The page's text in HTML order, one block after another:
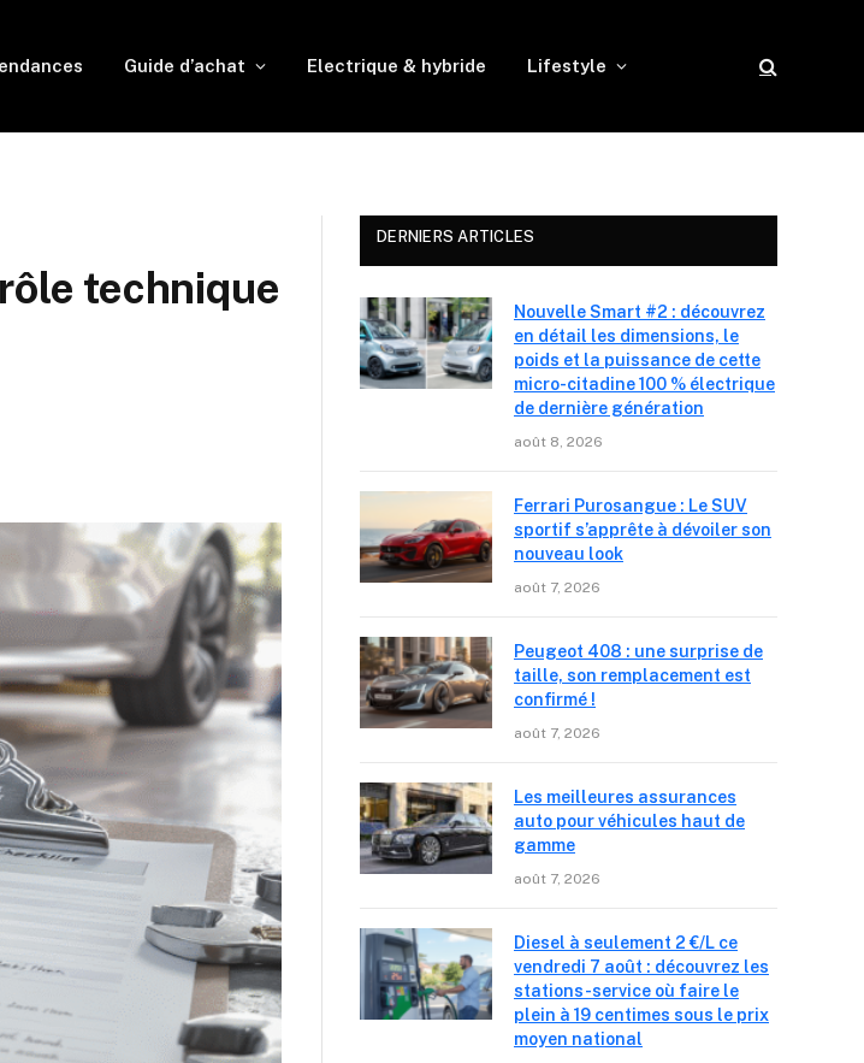
Guide d’achat Electrique & hybride Lifestyle
technique
DERNIERS ARTICLES
Nouvelle Smart #2 : découvrez
en détail les dimensions, le
poids et la puissance de cette
micro-citadine 100 % électrique
de dernière génération
août 8, 2026
Ferrari Purosangue : Le SUV
sportif s’apprête à dévoiler son
nouveau look
août 7, 2026
Peugeot 408 : une surprise de
taille, son remplacement est
confirmé !
août 7, 2026
Les meilleures assurances
auto pour véhicules haut de
gamme
août 7, 2026
Diesel à seulement 2 €/L ce
vendredi 7 août : découvrez les
stations-service où faire le
plein à 19 centimes sous le prix
moyen national